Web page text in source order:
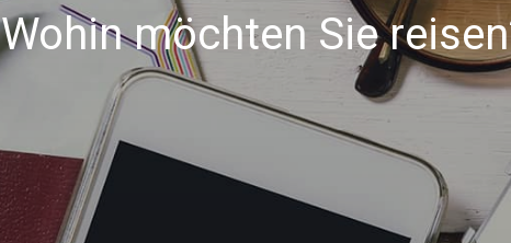
Wohin möchten Sie